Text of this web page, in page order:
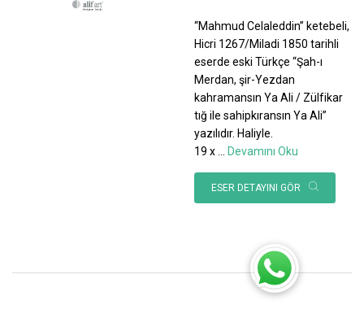
“Mahmud Celaleddin” ketebeli,
Hicri 1267/Miladi 1850 tarihli
eserde eski Türkçe “Şah-ı
Merdan, şir-Yezdan
kahramansın Ya Ali / Zülfikar
tığ ile sahipkıransın Ya Ali”
yazılıdır. Haliyle.
19 x
Devamını Oku
ESER DETAYINI GÖR